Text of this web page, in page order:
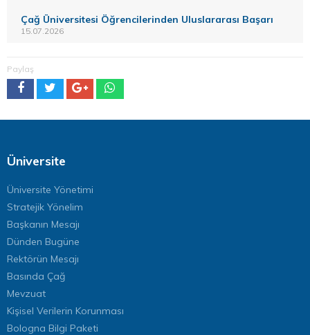
Çağ Üniversitesi Öğrencilerinden Uluslararası Başarı
15.07.2026
Paylaş
Üniversite
Üniversite Yönetimi
Stratejik Yönelim
Başkanın Mesajı
Dünden Bugüne
Rektörün Mesajı
Basında Çağ
Mevzuat
Kişisel Verilerin Korunması
Bologna Bilgi Paketi